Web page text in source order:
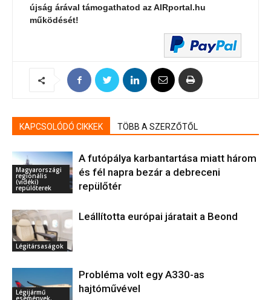
újság árával támogathatod az AIRportal.hu
működését!
KAPCSOLÓDÓ CIKKEK TÖBB A SZERZŐTŐL
Magyarországi
regionális
(vidéki)
repülőterek
A futópálya karbantartása miatt három
és fél napra bezár a debreceni
repülőtér
Légitársaságok
Leállította európai járatait a Beond
Légijármű
események,
Probléma volt egy A330-as
hajtóművével